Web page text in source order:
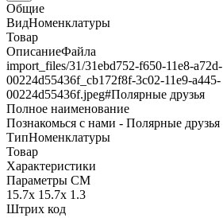
Общие
ВидНоменклатуры
Товар
ОписаниеФайла
import_files/31/31ebd752-f650-11e8-a72d-
00224d55436f_cb172f8f-3c02-11e9-a445-
00224d55436f.jpeg#Полярные друзья
Полное наименование
Познакомься с нами - Полярные друзья
ТипНоменклатуры
Товар
Характеристики
Параметры СМ
15.7x 15.7x 1.3
Штрих код